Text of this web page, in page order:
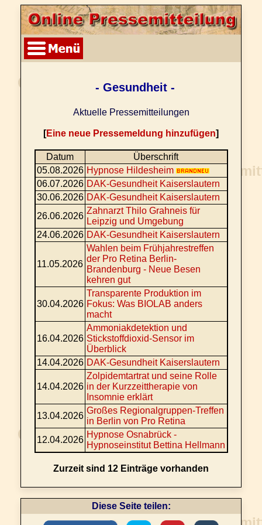
- Gesundheit -
Aktuelle Pressemitteilungen
[Eine neue Pressemeldung hinzufügen]
Datum
Überschrift
05.08.2026 Hypnose Hildesheim
06.07.2026 DAK-Gesundheit Kaiserslautern
30.06.2026 DAK-Gesundheit Kaiserslautern
26.06.2026
Zahnarzt Thilo Grahneis für
Leipzig und Umgebung
24.06.2026 DAK-Gesundheit Kaiserslautern
11.05.2026
Wahlen beim Frühjahrestreffen
der Pro Retina Berlin-
Brandenburg - Neue Besen
kehren gut
30.04.2026
Transparente Produktion im
Fokus: Was BIOLAB anders
macht
16.04.2026
Ammoniakdetektion und
Stickstoffdioxid-Sensor im
Überblick
14.04.2026 DAK-Gesundheit Kaiserslautern
14.04.2026
Zolpidemtartrat und seine Rolle
in der Kurzzeittherapie von
Insomnie erklärt
13.04.2026
Großes Regionalgruppen-Treffen
in Berlin von Pro Retina
12.04.2026
Hypnose Osnabrück -
Hypnoseinstitut Bettina Hellmann
Zurzeit sind 12 Einträge vorhanden
Diese Seite teilen: